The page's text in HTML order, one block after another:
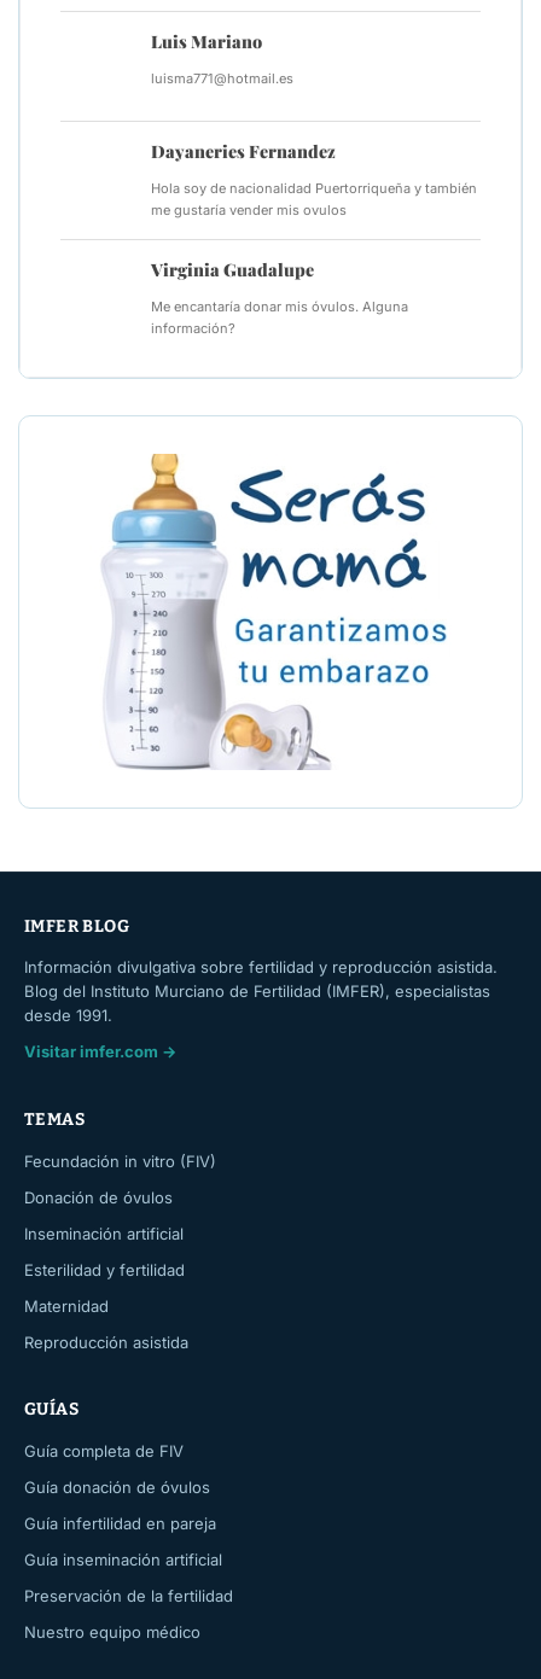
Luis Mariano
luisma771@hotmail.es
Dayaneries Fernandez
Hola soy de nacionalidad Puertorriqueña y también
me gustaría vender mis ovulos
Virginia Guadalupe
Me encantaría donar mis óvulos. Alguna
información?
IMFER BLOG
Información divulgativa sobre fertilidad y reproducción asistida.
Blog del Instituto Murciano de Fertilidad (IMFER), especialistas
desde 1991.
Visitar imfer.com →
TEMAS
Fecundación in vitro (FIV)
Donación de óvulos
Inseminación artificial
Esterilidad y fertilidad
Maternidad
Reproducción asistida
GUÍAS
Guía completa de FIV
Guía donación de óvulos
Guía infertilidad en pareja
Guía inseminación artificial
Preservación de la fertilidad
Nuestro equipo médico